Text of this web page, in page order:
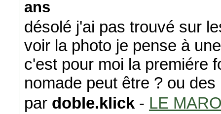
ans
désolé j'ai pas trouvé sur
voir la photo je pense à
c'est pour moi la premiére
nomade peut être ? ou
par doble.klick - LE